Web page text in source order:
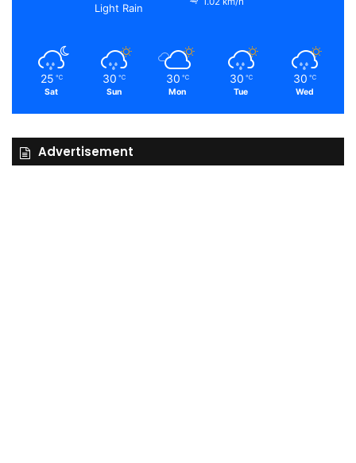
Light Rain
25 ℃
Sat
30 ℃
Sun
30 ℃
Mon
30 ℃
Tue
30 ℃
Wed
Advertisement